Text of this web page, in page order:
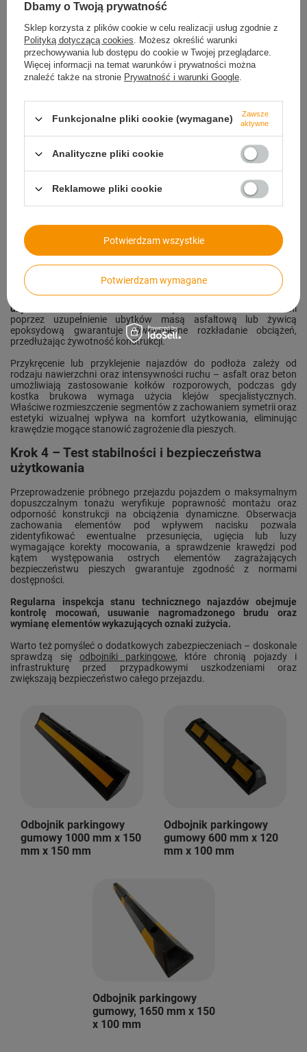
konstrukcja pozwala na łatwe przenoszenie elementów w inne
segmentów oraz szybki demontaż w przypadku zmiany potrzeb.
Rampa krawężnikowa
gumowa, 1000 mm x
Krok 3 – Montaż i przygotowanie miejsca pod
podjazd
Oczyszczenie powierzchni z brudu, liści, piasku oraz innych
zanieczyszczeń zapewnia stabilne przyleganie elementów do
podłoża, minimalizując ryzyko przesunięcia podczas
użytkowania.
Wyrównanie ewentualnych nierówności nawierzchni
poprzez uzupełnienie ubytków masą asfaltową lub żywicą
epoksydową gwarantuje równomierne rozkładanie obciążeń,
przedłużając żywotność konstrukcji.
Przykręcenie lub przyklejenie najazdów do podłoża zależy od
rodzaju nawierzchni oraz intensywności ruchu – asfalt oraz beton
umożliwiają zastosowanie kołków rozporowych, podczas gdy
kostka brukowa wymaga użycia klejów specjalistycznych.
Właściwe rozmieszczenie segmentów z zachowaniem symetrii oraz
estetyki wizualnej wpływa na komfort użytkowania, eliminując
krawędzie mogące stanowić zagrożenie dla pieszych.
Krok 4 – Test stabilności i bezpieczeństwa
użytkowania
Przeprowadzenie próbnego przejazdu pojazdem o maksymalnym
dopuszczalnym tonażu weryfikuje poprawność montażu oraz
odporność konstrukcji na obciążenia dynamiczne. Obserwacja
zachowania elementów pod wpływem nacisku pozwala
zidentyfikować ewentualne przesunięcia, ugięcia lub luzy
wymagające korekty mocowania, a sprawdzenie krawędzi pod
kątem występowania ostrych elementów zagrażających
bezpieczeństwu pieszych gwarantuje zgodność z normami
dostępności.
Regularna inspekcja stanu technicznego najazdów obejmuje
kontrolę mocowań, usuwanie nagromadzonego brudu oraz
wymianę elementów wykazujących oznaki zużycia.
Warto też pomyśleć o dodatkowych zabezpieczeniach – doskonale
sprawdzą się odbojniki parkingowe, które chronią pojazdy i
infrastrukturę przed przypadkowymi uszkodzeniami oraz
zwiększają bezpieczeństwo całego przejazdu.
Odbojnik parkingowy
gumowy 1000 mm x 150
mm x 150 mm
Odbojnik parkingowy
gumowy 600 mm x 120
mm x 100 mm
Odbojnik parkingowy
gumowy, 1650 mm x 150
x 100 mm
Dbamy o Twoją prywatność
Sklep korzysta z plików cookie w celu realizacji usług zgodnie z
Polityką dotyczącą cookies. Możesz określić warunki
przechowywania lub dostępu do cookie w Twojej przeglądarce.
Więcej informacji na temat warunków i prywatności można
znaleźć także na stronie Prywatność i warunki Google.
Funkcjonalne pliki cookie (wymagane)
Zawsze
aktywne
Analityczne pliki cookie
Reklamowe pliki cookie
Potwierdzam wymagane
Potwierdzam wszystkie